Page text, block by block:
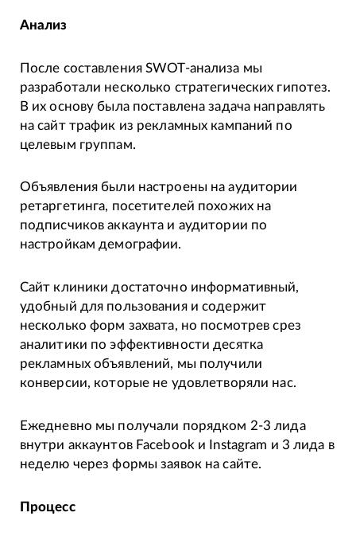
Анализ
После составления SWOT-анализа мы
разработали несколько стратегических гипотез.
В их основу была поставлена задача направлять
на сайт трафик из рекламных кампаний по
целевым группам.
Объявления были настроены на аудитории
ретаргетинга, посетителей похожих на
подписчиков аккаунта и аудитории по
настройкам демографии.
Сайт клиники достаточно информативный,
удобный для пользования и содержит
несколько форм захвата, но посмотрев срез
аналитики по эффективности десятка
рекламных объявлений, мы получили
конверсии, которые не удовлетворяли нас.
Ежедневно мы получали порядком 2-3 лида
внутри аккаунтов Facebook и Instagram и 3 лида в
неделю через формы заявок на сайте.
Процесс